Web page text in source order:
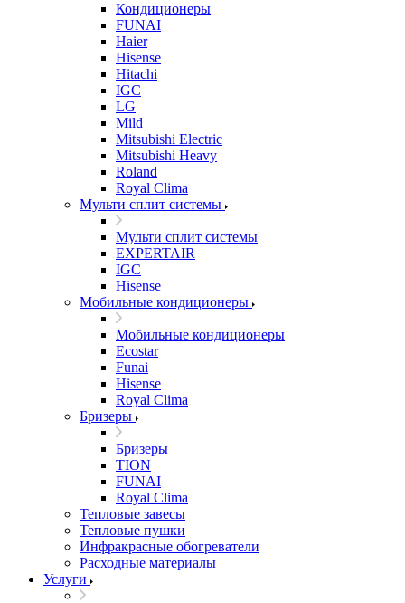
Кондиционеры
FUNAI
Haier
Hisense
Hitachi
IGC
LG
Mild
Mitsubishi Electric
Mitsubishi Heavy
Roland
Royal Clima
Мульти сплит системы
Мульти сплит системы
EXPERTAIR
IGC
Hisense
Мобильные кондиционеры
Мобильные кондиционеры
Ecostar
Funai
Hisense
Royal Clima
Бризеры
Бризеры
TION
FUNAI
Royal Clima
Тепловые завесы
Тепловые пушки
Инфракрасные обогреватели
Расходные материалы
Услуги